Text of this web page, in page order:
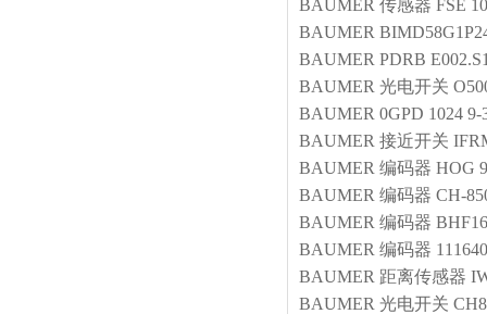
BAUMER 传感器 FSE
BAUMER
BAUMER PDRB
BAUMER 光电开关
BAUMER 0GPD 1024
BAUMER 接近开关
BAUMER 编码器 HOG
BAUMER 编码器 CH-
BAUMER 编码器
BAUMER 编码器
BAUMER 距离传感器
BAUMER 光电开关